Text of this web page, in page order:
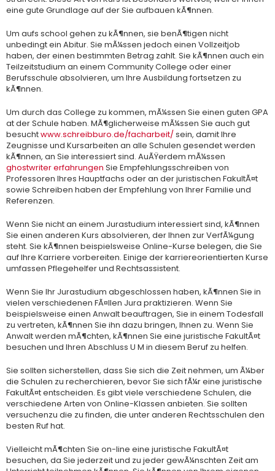
eine gute Grundlage auf der Sie aufbauen kÃ¶nnen.
Um aufs school gehen zu kÃ¶nnen, sie benÃ¶tigen nicht
unbedingt ein Abitur. Sie mÃ¼ssen jedoch einen Vollzeitjob
haben, der einen bestimmten Betrag zahlt. Sie kÃ¶nnen auch ein
Teilzeitstudium an einem Community College oder einer
Berufsschule absolvieren, um Ihre Ausbildung fortsetzen zu
kÃ¶nnen.
Um durch das College zu kommen, mÃ¼ssen Sie einen guten GPA
at der Schule haben. MÃ¶glicherweise mÃ¼ssen Sie auch gut
besuchtwww.schreibburo.de/facharbeit/sein, damit Ihre
Zeugnisse und Kursarbeiten an alle Schulen gesendet werden
kÃ¶nnen, an Sie interessiert sind. AuÃŸerdem mÃ¼ssen
ghostwriter erfahrungen Sie Empfehlungsschreiben von
Professoren Ihres Hauptfachs oder an der juristischen FakultÃ¤t
sowie Schreiben haben der Empfehlung von Ihrer Familie und
Referenzen.
Wenn Sie nicht an einem Jurastudium interessiert sind, kÃ¶nnen
Sie einen anderen Kurs absolvieren, der Ihnen zur VerfÃ¼gung
steht. Sie kÃ¶nnen beispielsweise Online-Kurse belegen, die Sie
auf Ihre Karriere vorbereiten. Einige der karriereorientierten Kurse
umfassen Pflegehelfer und Rechtsassistent.
Wenn Sie Ihr Jurastudium abgeschlossen haben, kÃ¶nnen Sie in
vielen verschiedenen FÃ¤llen Jura praktizieren. Wenn Sie
beispielsweise einen Anwalt beauftragen, Sie in einem Todesfall
zu vertreten, kÃ¶nnen Sie ihn dazu bringen, Ihnen zu. Wenn Sie
Anwalt werden mÃ¶chten, kÃ¶nnen Sie eine juristische FakultÃ¤t
besuchen und Ihren Abschluss U M in diesem Beruf zu helfen.
Sie sollten sicherstellen, dass Sie sich die Zeit nehmen, um Ã¼ber
die Schulen zu recherchieren, bevor Sie sich fÃ¼r eine juristische
FakultÃ¤t entscheiden. Es gibt viele verschiedene Schulen, die
verschiedene Arten von Online-Klassen anbieten. Sie sollten
versuchenzu die zu finden, die unter anderen Rechtsschulen den
besten Ruf hat.
Vielleicht mÃ¶chten Sie on-line eine juristische FakultÃ¤t
besuchen, da Sie jederzeit und zu jeder gewÃ¼nschten Zeit am